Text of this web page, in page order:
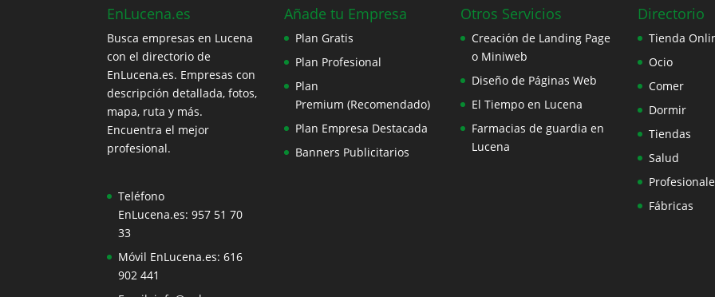
EnLucena.es
Busca empresas en Lucena
con el directorio de
EnLucena.es. Empresas con
descripción detallada, fotos,
mapa, ruta y más.
Encuentra el mejor
profesional.
Teléfono
EnLucena.es: 957 51 70
33
Móvil EnLucena.es:616
902 441
Añade tu Empresa
Plan Gratis
Plan Profesional
Plan
Premium (Recomendado)
Plan Empresa Destacada
Banners Publicitarios
Otros Servicios
Creación de Landing Page
o Miniweb
Diseño de Páginas Web
El Tiempo en Lucena
Farmacias de guardia en
Lucena
Directorio
Tienda
Ocio
Comer
Dormir
Tiendas
Salud
Fábricas